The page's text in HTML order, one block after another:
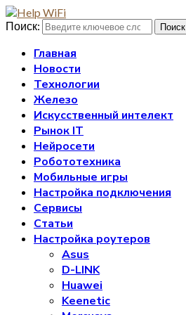
Поиск: Поиск
Главная
Новости
Технологии
Железо
Искусственный интелект
Рынок IT
Нейросети
Робототехника
Мобильные игры
Настройка подключения
Сервисы
Статьи
Настройка роутеров
Asus
D-LINK
Huawei
Keenetic